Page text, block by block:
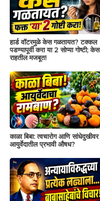
हार्ड वॉटरमुळे केस गळतायत? टक्कल
पडण्यापूर्वी करा या 2 सोप्या गोष्टी; केस
राहतील मजबूत!
काळा बिबा: त्वचारोग आणि सांधेदुखीवर
आयुर्वेदातील प्रभावी औषध?